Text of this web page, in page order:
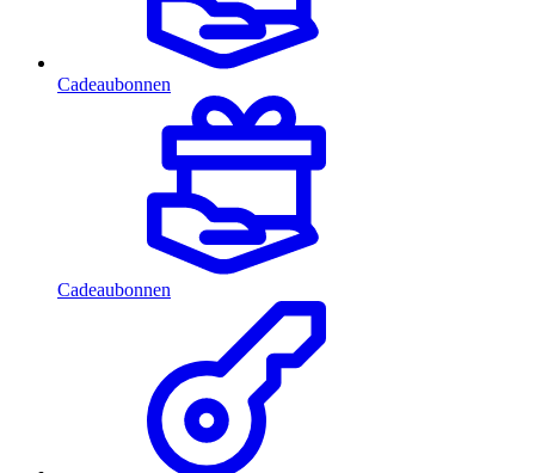
Cadeaubonnen
Cadeaubonnen